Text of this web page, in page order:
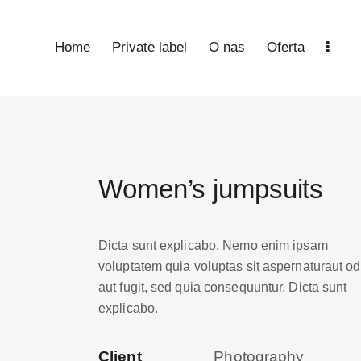
Home Private label O nas Oferta
Women’s jumpsuits
Dicta sunt explicabo. Nemo enim ipsam
voluptatem quia voluptas sit aspernaturaut
aut fugit, sed quia consequuntur. Dicta sunt
explicabo.
Client Photography